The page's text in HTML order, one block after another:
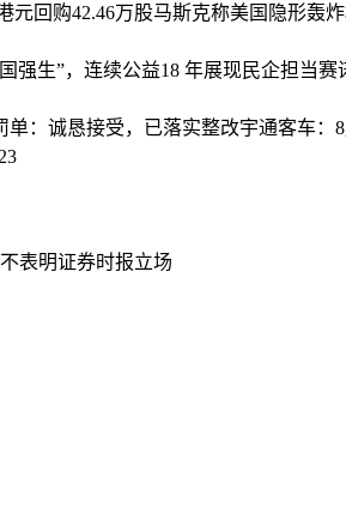
元回购42.46万股马斯克称美国隐形轰
强生”，连续公益18 年展现民企担当赛
单：诚恳接受，已落实整改宇通客车：
表明证券时报立场